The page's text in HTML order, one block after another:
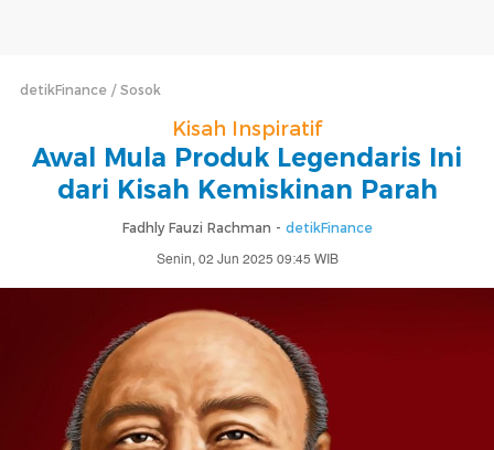
detikFinance Sosok
Kisah Inspiratif
Awal Mula Produk Legendaris Ini
dari Kisah Kemiskinan Parah
Fadhly Fauzi Rachman - detikFinance
Senin, 02 Jun 2025 09:45 WIB